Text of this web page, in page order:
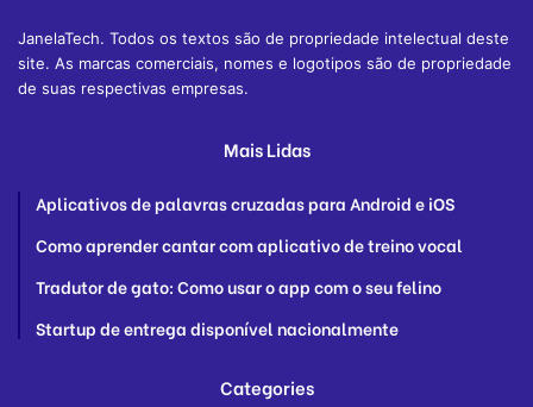
JanelaTech. Todos os textos são de propriedade intelectual deste
site. As marcas comerciais, nomes e logotipos são de propriedade
de suas respectivas empresas.
Mais Lidas
Aplicativos de palavras cruzadas para Android e iOS
Como aprender cantar com aplicativo de treino vocal
Tradutor de gato: Como usar o app com o seu felino
Startup de entrega disponível nacionalmente
Categories